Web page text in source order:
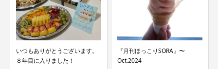
いつもありがとうございます。
８年目に入りました！
『月刊ほっこりSORA』〜
Oct.2024